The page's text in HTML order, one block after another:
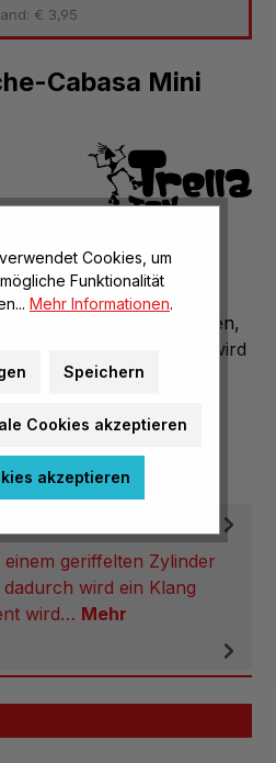
€ 3,95
Cabasa Mini
rotieren Metallperlen,
Das Instrument wird
auch zum erzeugen
geriffelten Zylinder
wird ein Klang
wird… Mehr
Cookies, um
Funktionalität
Mehr Informationen.
Speichern
Cookies akzeptieren
akzeptieren